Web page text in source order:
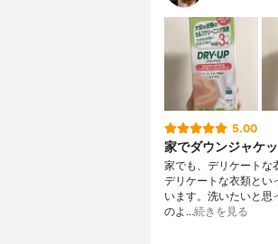
5.00
家でダウンジャケ
家でも、デリケートな
デリケートな衣類とい
います。洗いたいと思
のよ…続きを見る